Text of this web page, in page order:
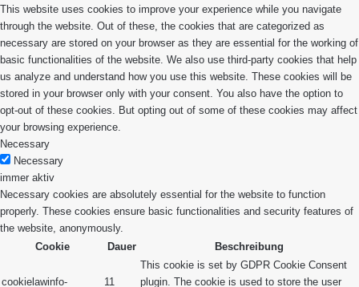
This website uses cookies to improve your experience while you navigate
through the website. Out of these, the cookies that are categorized as
necessary are stored on your browser as they are essential for the working of
basic functionalities of the website. We also use third-party cookies that help
us analyze and understand how you use this website. These cookies will be
stored in your browser only with your consent. You also have the option to
opt-out of these cookies. But opting out of some of these cookies may affect
your browsing experience.
Necessary
Necessary
immer aktiv
Necessary cookies are absolutely essential for the website to function
properly. These cookies ensure basic functionalities and security features of
the website, anonymously.
Cookie
Dauer Beschreibung
cookielawinfo-
11
This cookie is set by GDPR Cookie Consent
plugin. The cookie is used to store the user